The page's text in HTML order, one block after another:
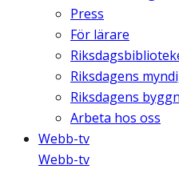
Press
För lärare
Riksdagens
Riksdagens
Arbeta hos oss
Webb-tv
Webb-tv